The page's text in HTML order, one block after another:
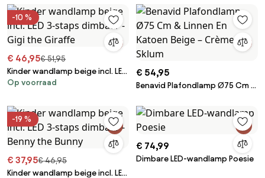
-10 %
€ 46,95€ 51,95
Kinder wandlamp beige incl. LED
3-staps dimbaar - Gigi the
Op voorraad
€ 54,95
Benavid Plafondlamp Ø75 Cm &
- Sklum
-19 %
€ 37,95€ 46,95
Kinder wandlamp beige incl. LED
€ 74,99
Dimbare LED-wandlamp Poesie